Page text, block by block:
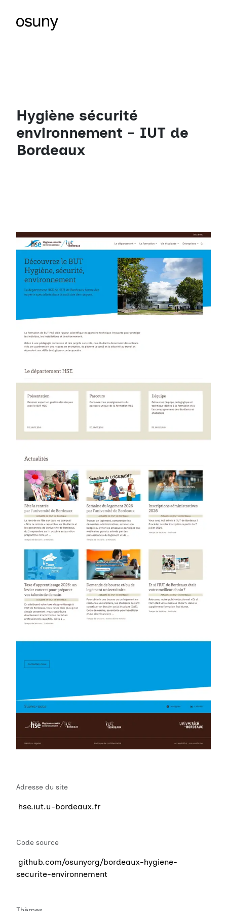
Hygiène sécurité
environnement - IUT de
Bordeaux
Adresse du site
hse.iut.u-bordeaux.fr
Code source
github.com/osunyorg/bordeaux-hygiene-
securite-environnement